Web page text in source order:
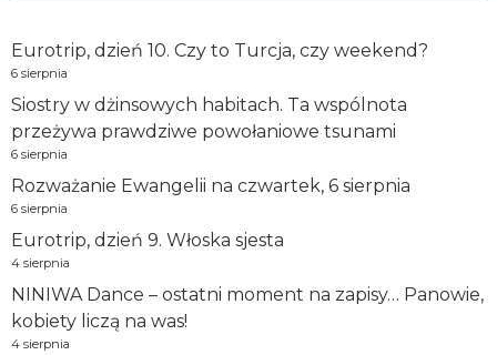
Eurotrip, dzień 10. Czy to Turcja, czy weekend?
6 sierpnia
Siostry w dżinsowych habitach. Ta wspólnota
przeżywa prawdziwe powołaniowe tsunami
6 sierpnia
Rozważanie Ewangelii na czwartek, 6 sierpnia
6 sierpnia
Eurotrip, dzień 9. Włoska sjesta
4 sierpnia
NINIWA Dance – ostatni moment na zapisy… Panowie,
kobiety liczą na was!
4 sierpnia